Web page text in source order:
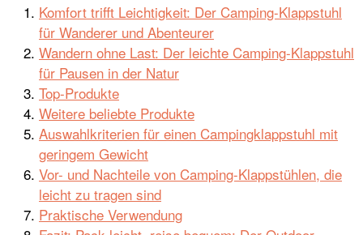
Komfort trifft Leichtigkeit: Der Camping-Klappstuhl
für Wanderer und Abenteurer
Wandern ohne Last: Der leichte Camping-Klappstuhl
für Pausen in der Natur
Top-Produkte
Weitere beliebte Produkte
Auswahlkriterien für einen Campingklappstuhl mit
geringem Gewicht
Vor- und Nachteile von Camping-Klappstühlen, die
leicht zu tragen sind
Praktische Verwendung